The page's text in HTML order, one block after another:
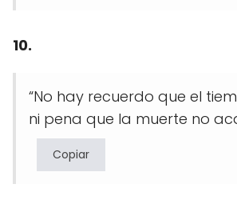
10.
“No hay recuerdo que el
ni pena que la muerte no
Copiar